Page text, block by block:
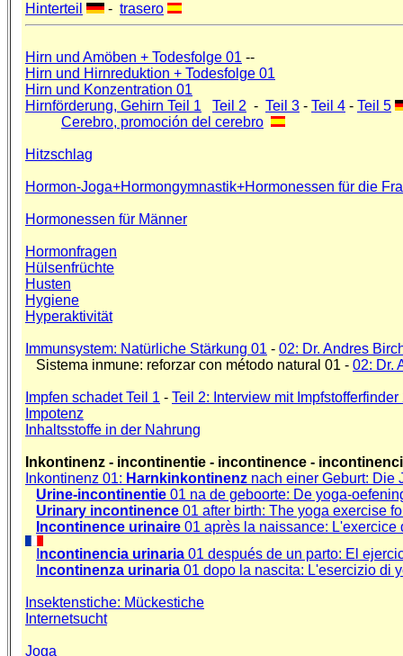
Hinterteil - trasero
Hirn und Amöben + Todesfolge 01 --
Hirn und Hirnreduktion + Todesfolge 01
Hirn und Konzentration 01
Hirnförderung, Gehirn Teil 1
Teil 2 - Teil 3 - Teil 4 - Teil 5
Cerebro, promoción del cerebro
Hitzschlag
Hormon-Joga+Hormongymnastik+Hormonessen für die
Hormonessen für Männer
Hormonfragen
Hülsenfrüchte
Husten
Hygiene
Hyperaktivität
Immunsystem: Natürliche Stärkung 01 - 02: Dr. Andres
Sistema inmune: reforzar con método natural 01 - 02: Dr.
Impfen schadet Teil 1 - Teil 2: Interview mit Impfstofferfinder
Impotenz
Inhaltsstoffe in der Nahrung
Inkontinenz - incontinentie - incontinence -
Inkontinenz 01: Harnkinkontinenz nach einer Geburt: Die
Urine-incontinentie 01 na de geboorte: De yoga-
Urinary incontinence 01 after birth: The yoga exercise
Incontinence urinaire 01 après la naissance:
ncontinencia urinaria 01 después de un parto: El
ncontinenza urinaria 01 dopo la nascita: L'esercizio di
Insektenstiche: Mückestiche
Internetsucht
Joga